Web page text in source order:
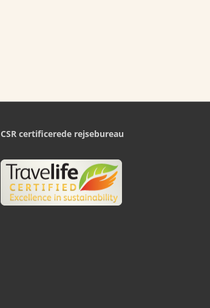
CSR certificerede rejsebureau